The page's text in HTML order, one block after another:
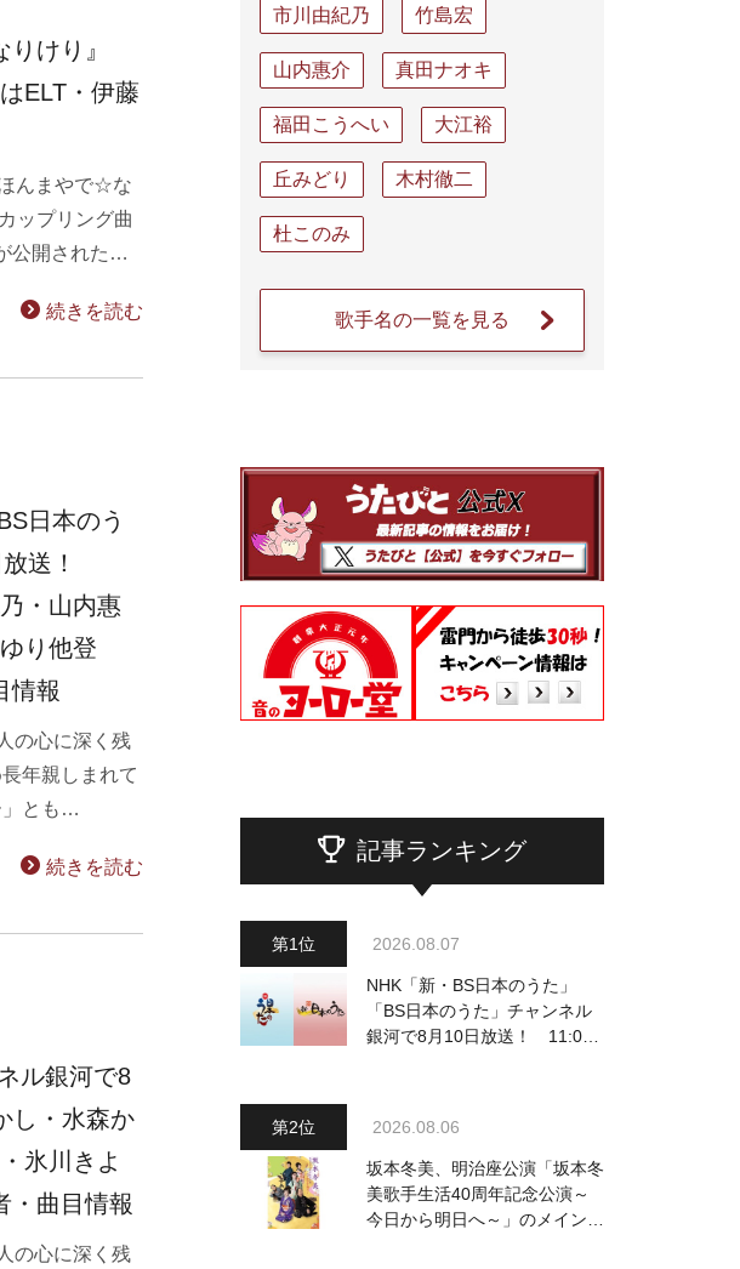
けり』
ELT・伊藤
んまやで☆な
ップリング曲
公開された…
続きを読む
日本のう
放送！
・山内惠
り他登
情報
の心に深く残
年親しまれて
」とも…
続きを読む
ル銀河で8
し・水森か
氷川きよ
曲目情報
の心に深く残
市川由紀乃 竹島宏
山内惠介 真田ナオキ
福田こうへい 大江裕
丘みどり 木村徹二
杜このみ
歌手名の一覧を見る
記事ランキング
2026.08.07
NHK「新・BS日本のうた」
「BS日本のうた」チャンネル
銀河で8月10日放送！ 11:00
出演者・曲目情報
2026.08.06
坂本冬美、明治座公演「坂本冬
美歌手生活40周年記念公演～
今日から明日へ～」のメインビ